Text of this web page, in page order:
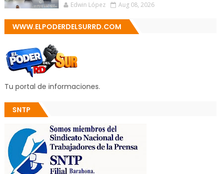
Edwin López Aug 08, 2026
WWW.ELPODERDELSURRD.COM
Tu portal de informaciones.
SNTP